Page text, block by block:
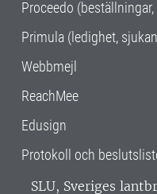
Proceedo
Primula (ledighet,
Webbmejl
ReachMee
Edusign
Protokoll och
SLU, Sveriges